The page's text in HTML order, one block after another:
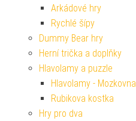
Arkádové hry
Rychlé šípy
Dummy Bear hry
Herní trička a doplňky
Hlavolamy a puzzle
Hlavolamy - Mozkovna
Rubikova kostka
Hry pro dva